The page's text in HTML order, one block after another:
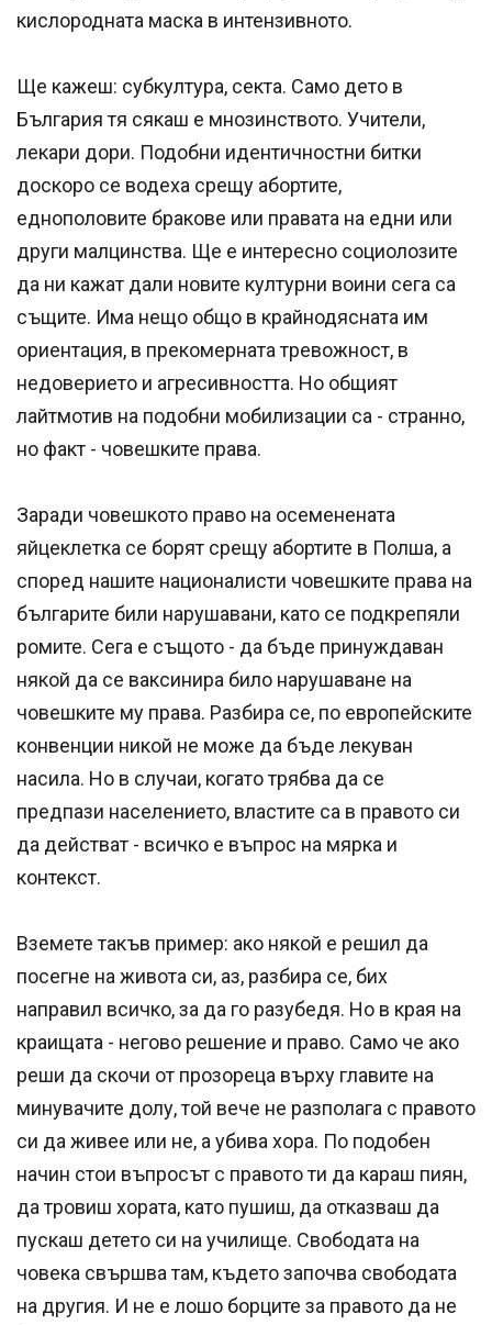
кислородната маска в интензивното.
Ще кажеш: субкултура, секта. Само дето в
България тя сякаш е мнозинството. Учители,
лекари дори. Подобни идентичностни битки
доскоро се водеха срещу абортите,
еднополовите бракове или правата на едни или
други малцинства. Ще е интересно социолозите
да ни кажат дали новите културни воини сега са
същите. Има нещо общо в крайнодясната им
ориентация, в прекомерната тревожност, в
недоверието и агресивността. Но общият
лайтмотив на подобни мобилизации са - странно,
но факт - човешките права.
Заради човешкото право на осеменената
яйцеклетка се борят срещу абортите в Полша, а
според нашите националисти човешките права на
българите били нарушавани, като се подкрепяли
ромите. Сега е същото - да бъде принуждаван
някой да се ваксинира било нарушаване на
човешките му права. Разбира се, по европейските
конвенции никой не може да бъде лекуван
насила. Но в случаи, когато трябва да се
предпази населението, властите са в правото си
да действат - всичко е въпрос на мярка и
контекст.
Вземете такъв пример: ако някой е решил да
посегне на живота си, аз, разбира се, бих
направил всичко, за да го разубедя. Но в края на
краищата - негово решение и право. Само че ако
реши да скочи от прозореца върху главите на
минувачите долу, той вече не разполага с правото
си да живее или не, а убива хора. По подобен
начин стои въпросът с правото ти да караш пиян,
да тровиш хората, като пушиш, да отказваш да
пускаш детето си на училище. Свободата на
човека свършва там, където започва свободата
на другия. И не е лошо борците за правото да не